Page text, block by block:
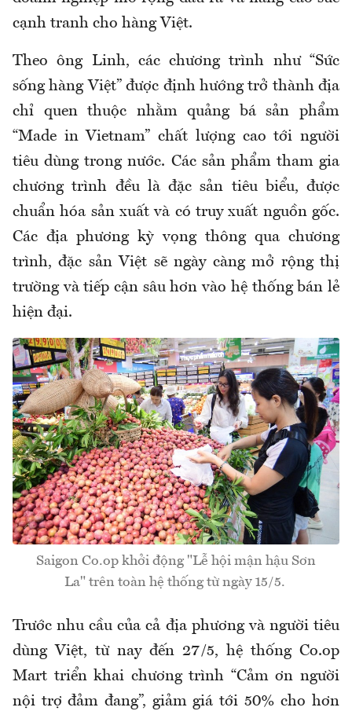
cạnh tranh cho hàng Việt.
Theo ông Linh, các chương trình như “Sức
sống hàng Việt” được định hướng trở thành địa
chỉ quen thuộc nhằm quảng bá sản phẩm
“Made in Vietnam” chất lượng cao tới người
tiêu dùng trong nước. Các sản phẩm tham gia
chương trình đều là đặc sản tiêu biểu, được
chuẩn hóa sản xuất và có truy xuất nguồn gốc.
Các địa phương kỳ vọng thông qua chương
trình, đặc sản Việt sẽ ngày càng mở rộng thị
trường và tiếp cận sâu hơn vào hệ thống bán lẻ
hiện đại.
Saigon Co.op khởi động "Lễ hội mận hậu Sơn
La" trên toàn hệ thống từ ngày 15/5.
Trước nhu cầu của cả địa phương và người tiêu
dùng Việt, từ nay đến 27/5, hệ thống Co.op
Mart triển khai chương trình “Cảm ơn người
nội trợ đảm đang”, giảm giá tới 50% cho hơn